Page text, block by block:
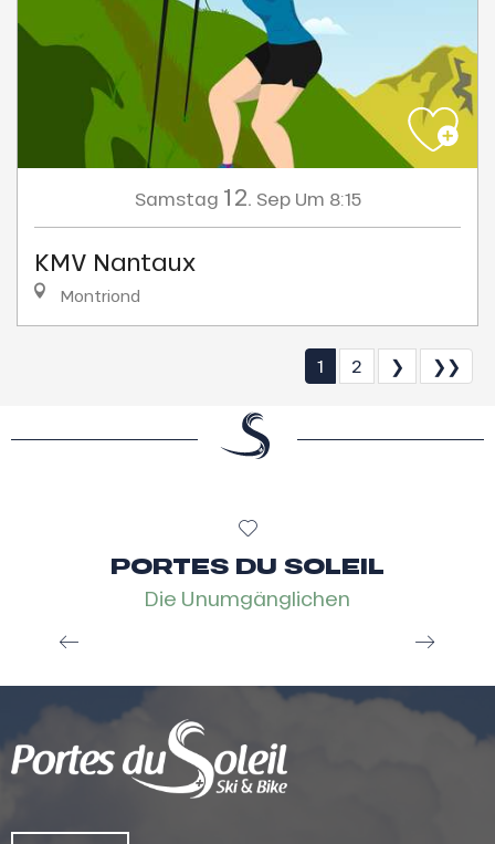
Samstag 12. Sep Um 8:15
KMV Nantaux
Montriond
1 2 ❯ ❯❯
PORTES DU SOLEIL
Die Unumgänglichen
Pass’Portes du Soleil
Gebiet der Portes du Soleil auf verschiedenen
Mountainbike, eMountainbike, Wandern und...
Mehr erfahren